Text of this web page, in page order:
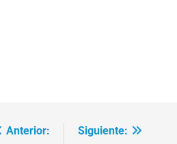
Anterior:
Siguiente: